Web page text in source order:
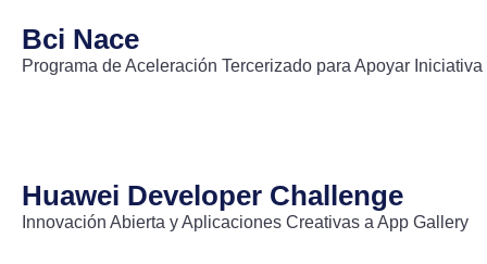
Bci Nace
Programa de Aceleración Tercerizado para Apoyar
Huawei Developer Challenge
Innovación Abierta y Aplicaciones Creativas a App Gallery